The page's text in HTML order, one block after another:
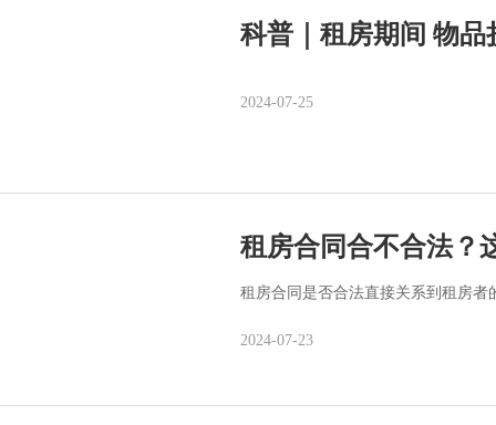
科普｜租房期间 物
2024-07-25
租房合同合不合法？
租房合同是否合法直接关系到租房者
2024-07-23